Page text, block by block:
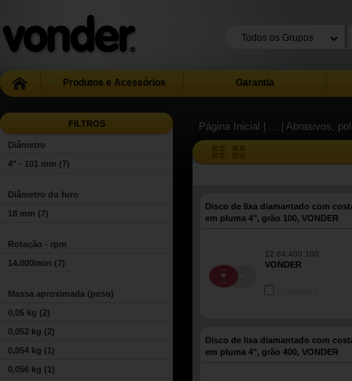
Produtos e Acessórios Garantia
FILTROS
Diâmetro
4" - 101 mm (7)
Diâmetro do furo
18 mm (7)
Rotação - rpm
14.000/min (7)
Massa aproximada (peso)
0,05 kg (2)
0,052 kg (2)
0,054 kg (1)
0,056 kg (1)
Página Inicial | ... | Abrasivos,
Disco de lixa diamantado com
em pluma 4", grão 100, VONDER
12.64.400.100
VONDER
Disco de lixa diamantado com
em pluma 4", grão 400, VONDER